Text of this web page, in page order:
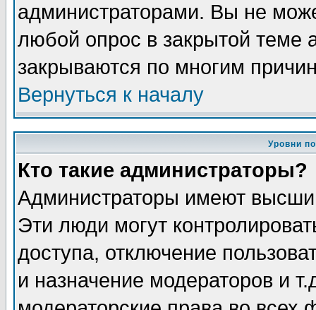
администраторами. Вы не
любой опрос в закрытой теме
закрываются по многим
Вернуться к началу
Уровни
Кто такие администраторы?
Администраторы имеют
Эти люди могут
доступа, отключение
и назначение модераторов и